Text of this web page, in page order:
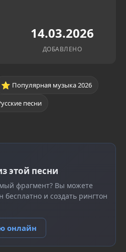
14.03.2026
ДОБАВЛЕНО
⭐ Популярная музыка 2026
песни
этой песни
фрагмент? Вы можете
и создать рингтон
онлайн